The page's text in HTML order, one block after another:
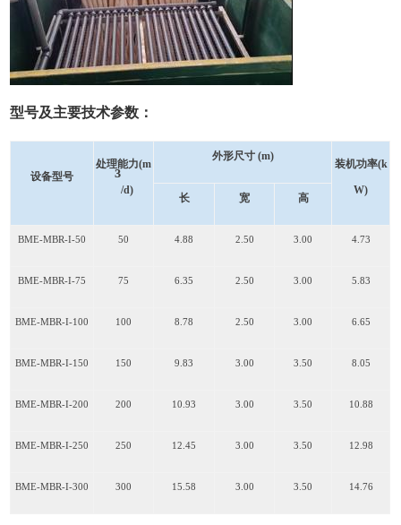
型号及主要技术参数：
设备型号
处理能力(m
³
/d)
外形尺寸 (m)
装机功率(k
W)
长 宽 高
BME-MBR-I-50 50 4.88 2.50 3.00 4.73
BME-MBR-I-75 75 6.35 2.50 3.00 5.83
BME-MBR-I-100 100 8.78 2.50 3.00 6.65
BME-MBR-I-150 150 9.83 3.00 3.50 8.05
BME-MBR-I-200 200 10.93 3.00 3.50 10.88
BME-MBR-I-250 250 12.45 3.00 3.50 12.98
BME-MBR-I-300 300 15.58 3.00 3.50 14.76